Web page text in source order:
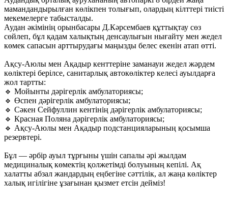
мамандандырылған көлікпен толығып, олардың кілттері тиісті
мекемелерге табысталды.
Аудан әкімінің орынбасары Д.Кәрсембаев құттықтау сөз
сөйлеп, бұл қадам халықтың денсаулығын нығайту мен жедел
көмек сапасын арттырудағы маңызды белес екенін атап өтті.
Ақсу-Аюлы мен Ақадыр кенттеріне заманауи жедел жәрдем
көліктері берілсе, санитарлық автокөліктер келесі ауылдарға
жол тартты:
🔹 Мойынты дәрігерлік амбулаториясы;
🔹 Өспен дәрігерлік амбулаториясы;
🔹 Сәкен Сейфуллин кентінің дәрігерлік амбулаториясы;
🔹 Красная Поляна дәрігерлік амбулаториясы;
🔹 Ақсу-Аюлы мен Ақадыр подстанцияларының қосымша
резервтері.
Бұл — әрбір ауыл тұрғыны үшін сапалы әрі жылдам
медициналық көмектің қолжетімді болуының кепілі. Ақ
халатты абзал жандардың еңбегіне сәттілік, ал жаңа көліктер
халық игілігіне ұзағынан қызмет етсін дейміз!